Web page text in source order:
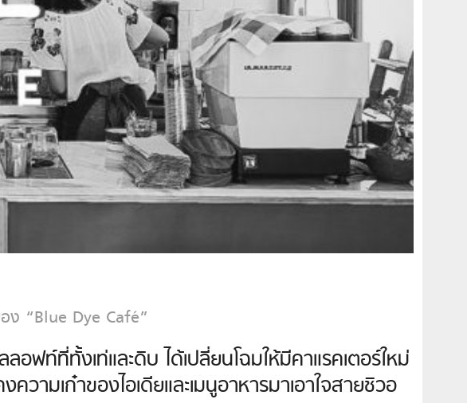
อง “Blue Dye Café”
อฟท์ที่ทั้งเท่และดิบ ได้เปลี่ยนโฉมให้มีคาแรคเตอร์ใหม่
ามเก๋าของไอเดียและเมนูอาหารมาเอาใจสายชิวอ